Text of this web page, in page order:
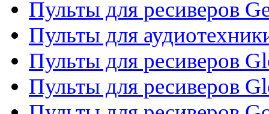
Пульты для ресиверов
Пульты для
Пульты для ресиверов
Пульты для ресиверов